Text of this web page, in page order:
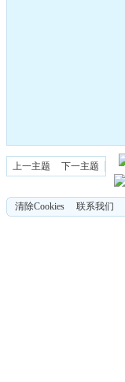
上一主题
下一主题
清除Cookies 联系我们